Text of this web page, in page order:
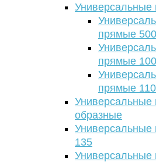
Универсальные
прямые 500
прямые
прямые
Универсальные
образные
Универсальные
135
Универсальные